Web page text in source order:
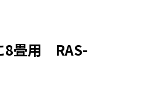
8畳用 RAS-